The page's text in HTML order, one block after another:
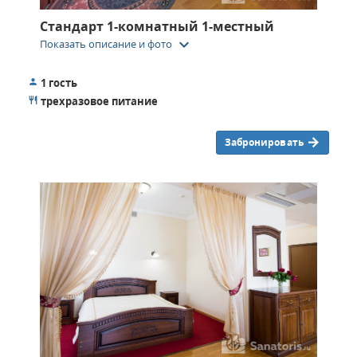
Стандарт 1-комнатный 1-местный
Показать описание и фото keyboard_arrow_down
1 гость
трехразовое питание
Забронировать